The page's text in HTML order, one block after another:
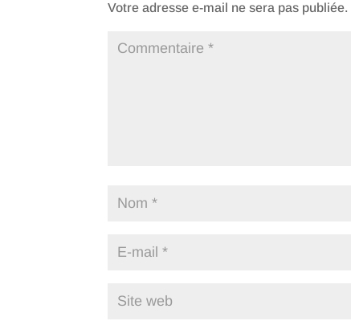
Votre adresse e-mail ne sera pas publiée.